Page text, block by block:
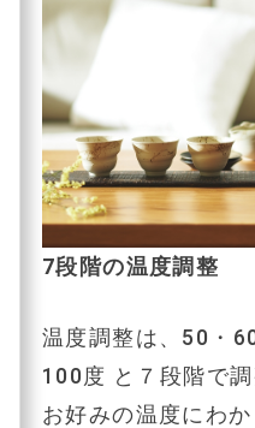
7段階の温度調整
温度調整は、50・
100度 と７段階で調
お好みの温度にわ